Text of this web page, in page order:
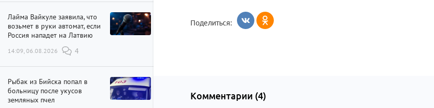
Лайма Вайкуле заявила, что
возьмет в руки автомат, если
Россия нападет на Латвию
14:09, 06.08.2026 4
Рыбак из Бийска попал в
больницу после укусов
земляных пчел
Поделиться:
Комментарии (4)